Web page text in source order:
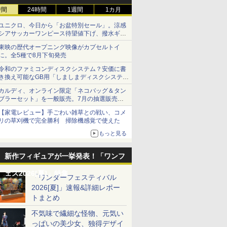
24時間 1週間 1カ月
ニクロ、今日から「お盆特別セール」。涼感
アサッカーワンピース待望値下げ、撥水ギア
ョーツは1990円に
映の歴代オープニング映像がカプセルトイ
。全5種で8月下旬発売
和のファミコンディスクシステム？安価に書
換え可能なGB用「しましまディスクシステ
」
ルディ、オンライン限定「ネコバッグ＆タン
ラーセット」を一般販売。7月の抽選販売の
選無効分
家電レビュー】手ごわい雑草との戦い、コメ
の草刈機で完全勝利 掃除機感覚で使えた
もっと見る
新作フィギュアが一挙発表！「ワンフ
ェス2026[夏]」特集「ワンダーフェスティバル
2026[夏]」速報&詳細レポー
トまとめ
不気味で繊細な怪物、元気い
っぱいの美少女、独得デザイ